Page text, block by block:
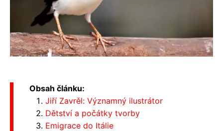
Obsah článku:
Jiří Zavrěl: Významný ilustrátor
Dětství a počátky tvorby
Emigrace do Itálie